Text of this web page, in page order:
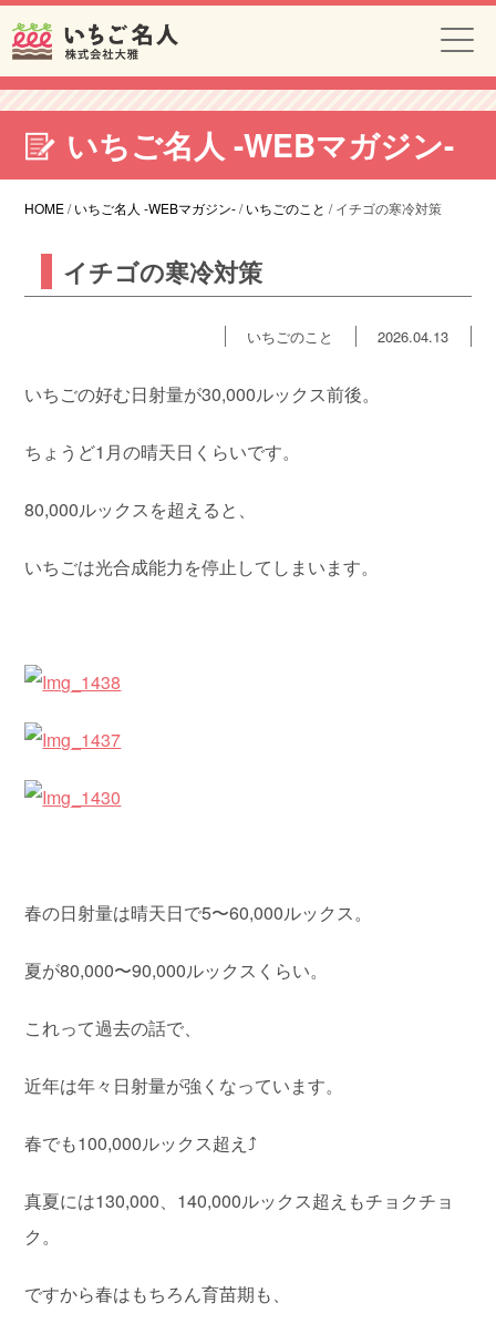
いちご名人 -WEBマガジン-
HOME/いちご名人 -WEBマガジン-/いちごのこと /イチゴの寒冷対策
イチゴの寒冷対策
いちごのこと 2026.04.13
いちごの好む日射量が30,000ルックス前後。
ちょうど1月の晴天日くらいです。
80,000ルックスを超えると、
いちごは光合成能力を停止してしまいます。
春の日射量は晴天日で5〜60,000ルックス。
夏が80,000〜90,000ルックスくらい。
これって過去の話で、
近年は年々日射量が強くなっています。
春でも100,000ルックス超え⤴️
真夏には130,000、140,000ルックス超えもチョクチョ
ク。
ですから春はもちろん育苗期も、